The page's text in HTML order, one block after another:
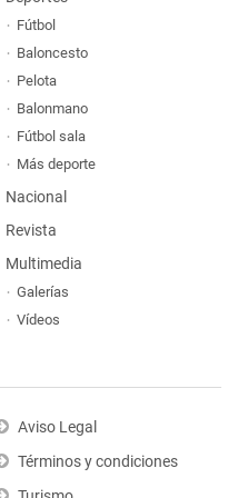
Fútbol
Baloncesto
Pelota
Balonmano
Fútbol sala
Más deporte
Nacional
Revista
Multimedia
Galerías
Vídeos
Aviso Legal
Términos y condiciones